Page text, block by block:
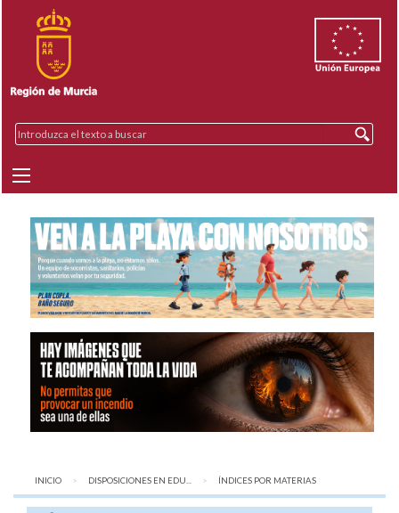
INICIO DISPOSICIONES EN EDU... AQUÍ:
ÍNDICES POR MATERIAS